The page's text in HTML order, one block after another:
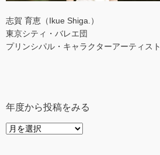
志賀 育恵（Ikue Shiga.）
東京シティ・バレエ団
プリンシパル・キャラクターアーティスト
年度から投稿をみる
年